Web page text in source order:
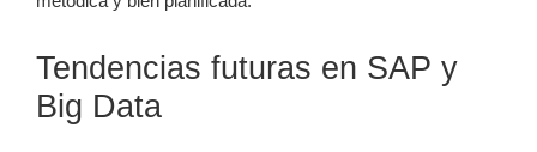
Tendencias futuras en SAP y
Big Data